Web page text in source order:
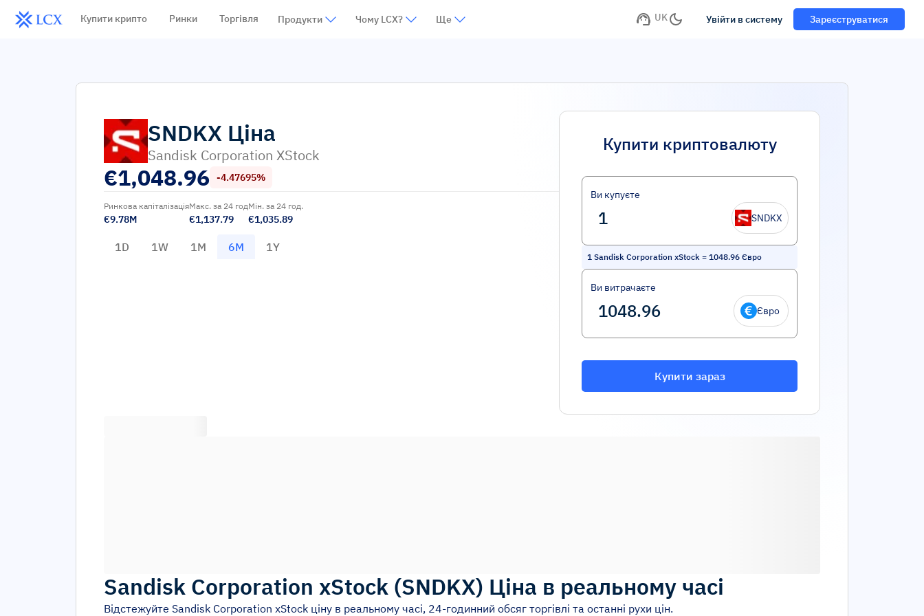
Купити крипто Ринки Торгівля Продукти Чому LCX? Ще UK Увійти в систему Зареєструватися
SNDKX Ціна
Sandisk Corporation XStock
€1,048.96 -4.47695%
Ринкова капіталізація
€9.78M
Макс. за 24 год
€1,137.79
Мін. за 24 год.
€1,035.89
1D 1W 1M 6M 1Y
Купити криптовалюту
Ви купуєте
SNDKX
1 Sandisk Corporation xStock = 1048.96 Євро
Ви витрачаєте
Євро
Купити зараз
Sandisk Corporation xStock (SNDKX) Ціна в реальному часі
Відстежуйте Sandisk Corporation xStock ціну в реальному часі, 24-годинний обсяг торгівлі та останні рухи цін.